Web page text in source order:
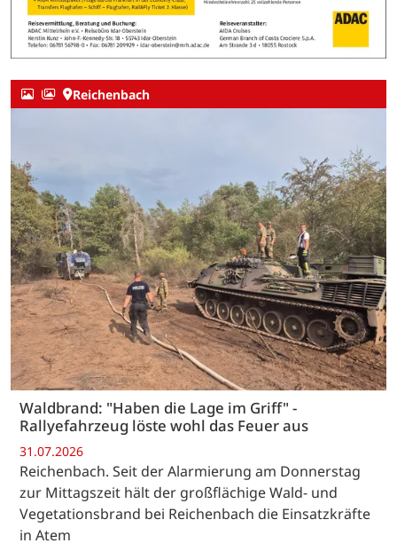
Reichenbach
Waldbrand: "Haben die Lage im Griff" -
Rallyefahrzeug löste wohl das Feuer aus
31.07.2026
Reichenbach. Seit der Alarmierung am Donnerstag
zur Mittagszeit hält der großflächige Wald- und
Vegetationsbrand bei Reichenbach die Einsatzkräfte
in Atem